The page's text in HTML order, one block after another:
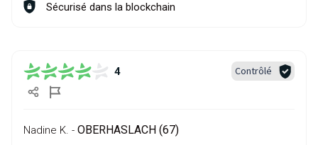
Sécurisé dans la blockchain
4 Contrôlé
Nadine K. - OBERHASLACH (67)